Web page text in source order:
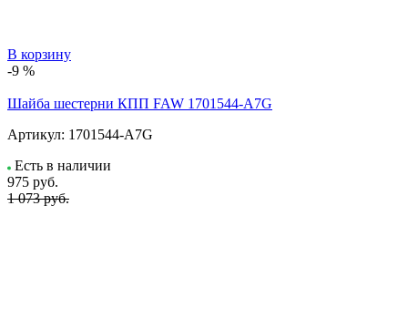
В корзину
-9 %
Шайба шестерни КПП FAW 1701544-A7G
Артикул: 1701544-A7G
Есть в наличии
975 руб.
1 073 руб.